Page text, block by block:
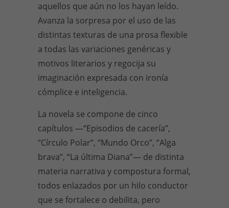
aquellos que aún no los hayan leído.
Avanza la sorpresa por el uso de las
distintas texturas de una prosa flexible
a todas las variaciones genéricas y
motivos literarios y regocija su
imaginación expresada con ironía
cómplice e inteligencia.
La novela se compone de cinco
capítulos —“Episodios de cacería”,
“Círculo Polar”, “Mundo Orco”, “Alga
brava”, “La última Diana”— de distinta
materia narrativa y compostura formal,
todos enlazados por un hilo conductor
que se fortalece o debilita, pero